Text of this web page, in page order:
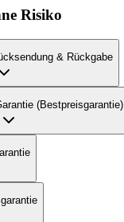
Risiko
& Rückgabe
(Bestpreisgarantie)